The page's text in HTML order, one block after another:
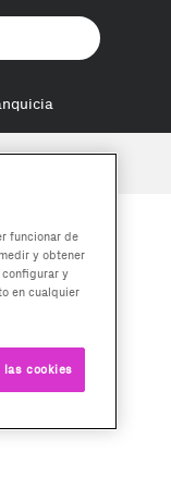
funcionar de
y obtener
y
en cualquier
cookies